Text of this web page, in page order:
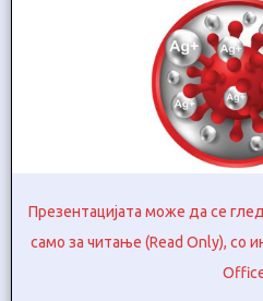
Презентацијата може да се
само за читање (Read Only), со